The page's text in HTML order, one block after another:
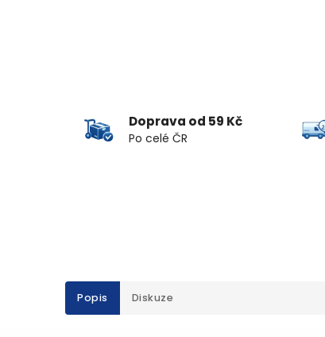
Doprava od 59 Kč
Po celé ČR
Popis Diskuze